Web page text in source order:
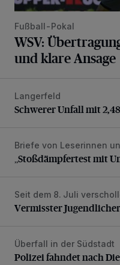
Fußball-Pokal
WSV:
und klare Ansage
Schwerer Unfall mit 2,48
Langerfeld
Schwerer Unfall mit
„Stoßdämpfertest mit
Briefe von Leserinnen
„Stoßdämpfertest mit
Vermisster Jugendlicher
Seit dem 8. Juli
Vermisster
Polizei fahndet nach
Überfall in der Südstadt
Polizei fahndet nach